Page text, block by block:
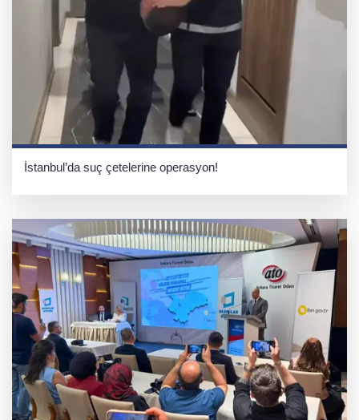
İstanbul’da suç çetelerine operasyon!